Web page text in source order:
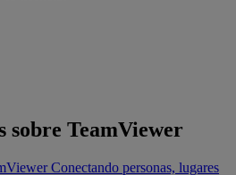
sobre TeamViewer
Conectando personas, lugares